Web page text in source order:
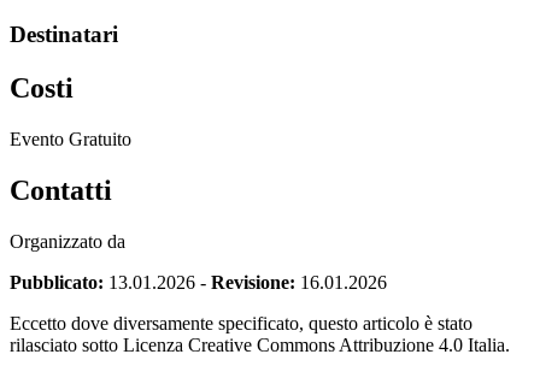
Destinatari
Costi
Evento Gratuito
Contatti
Organizzato da
Pubblicato: 13.01.2026 - Revisione: 16.01.2026
Eccetto dove diversamente specificato, questo articolo è stato
rilasciato sotto Licenza Creative Commons Attribuzione 4.0 Italia.